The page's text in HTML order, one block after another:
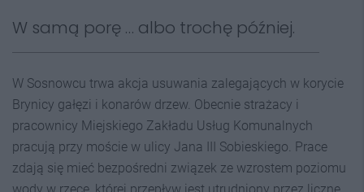
W samą porę … albo trochę później.
W Sosnowcu trwa akcja usuwania zalegających w korycie
Brynicy gałęzi i konarów drzew. Obecnie strażacy i
pracownicy Miejskiego Zakładu Usług Komunalnych
pracują przy moście w ulicy Jana III Sobieskiego. Prace
zdają się mieć bezpośredni związek ze wzrostem poziomu